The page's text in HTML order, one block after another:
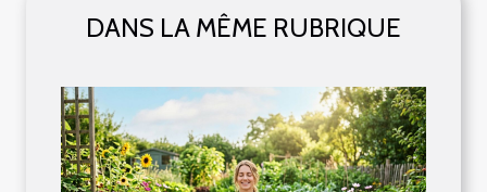
DANS LA MÊME RUBRIQUE